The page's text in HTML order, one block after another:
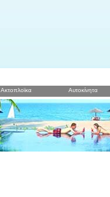
Ακτοπλοϊκα Αυτοκίνητα